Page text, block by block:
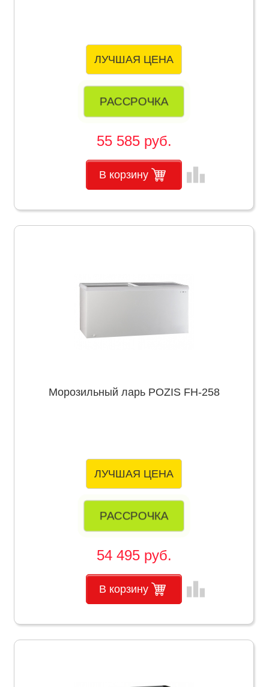
ЛУЧШАЯ ЦЕНА
РАССРОЧКА
55 585 руб.
В корзину leaderboard
Морозильный ларь POZIS FH-258
ЛУЧШАЯ ЦЕНА
РАССРОЧКА
54 495 руб.
В корзину leaderboard